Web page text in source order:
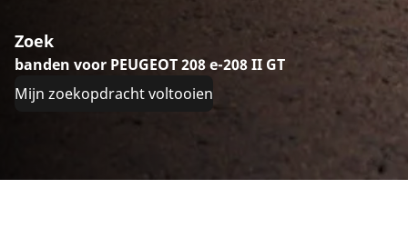
Zoek
banden voor PEUGEOT 208 e-208 II GT
Mijn zoekopdracht voltooien